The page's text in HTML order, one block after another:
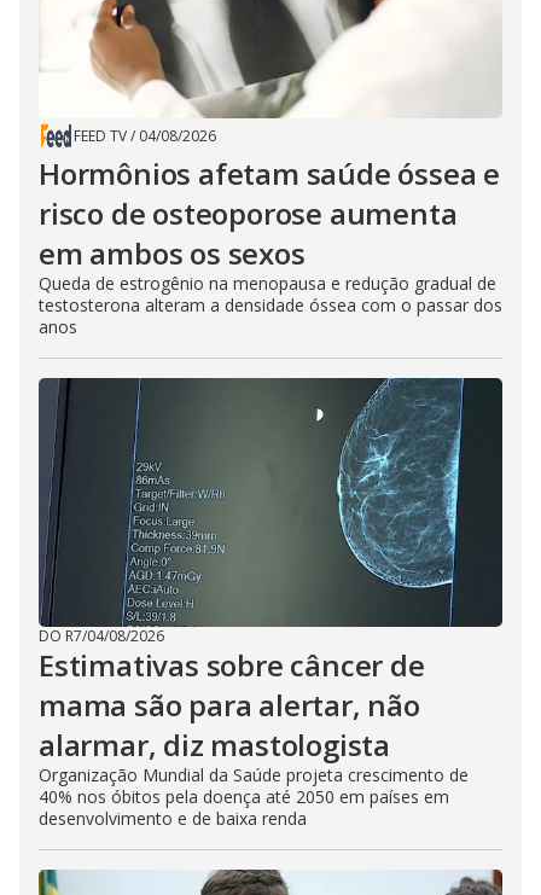
FEED TV/ 04/08/2026
Hormônios afetam saúde óssea e
risco de osteoporose aumenta
em ambos os sexos
Queda de estrogênio na menopausa e redução gradual de
testosterona alteram a densidade óssea com o passar dos
anos
DO R7/04/08/2026
Estimativas sobre câncer de
mama são para alertar, não
alarmar, diz mastologista
Organização Mundial da Saúde projeta crescimento de
40% nos óbitos pela doença até 2050 em países em
desenvolvimento e de baixa renda